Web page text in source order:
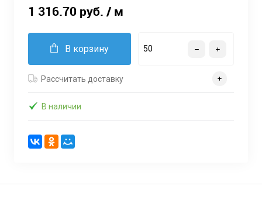
1 316.70 руб. / м
В корзину
Рассчитать доставку
В наличии